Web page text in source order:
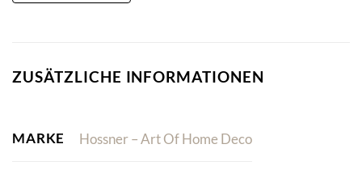
ZUSÄTZLICHE INFORMATIONEN
MARKE Hossner – Art Of Home Deco